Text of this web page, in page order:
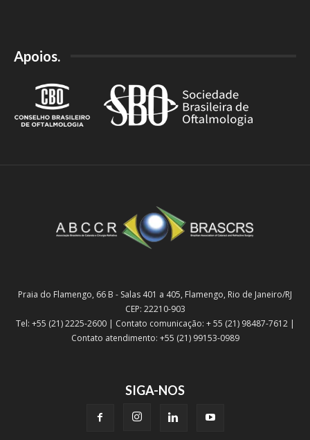
Apoios.
Praia do Flamengo, 66 B - Salas 401 a 405, Flamengo, Rio de Janeiro/RJ
CEP: 22210-903
Tel: +55 (21) 2225-2600 | Contato comunicação: + 55 (21) 98487-7612 |
Contato atendimento: +55 (21) 99153-0989
SIGA-NOS